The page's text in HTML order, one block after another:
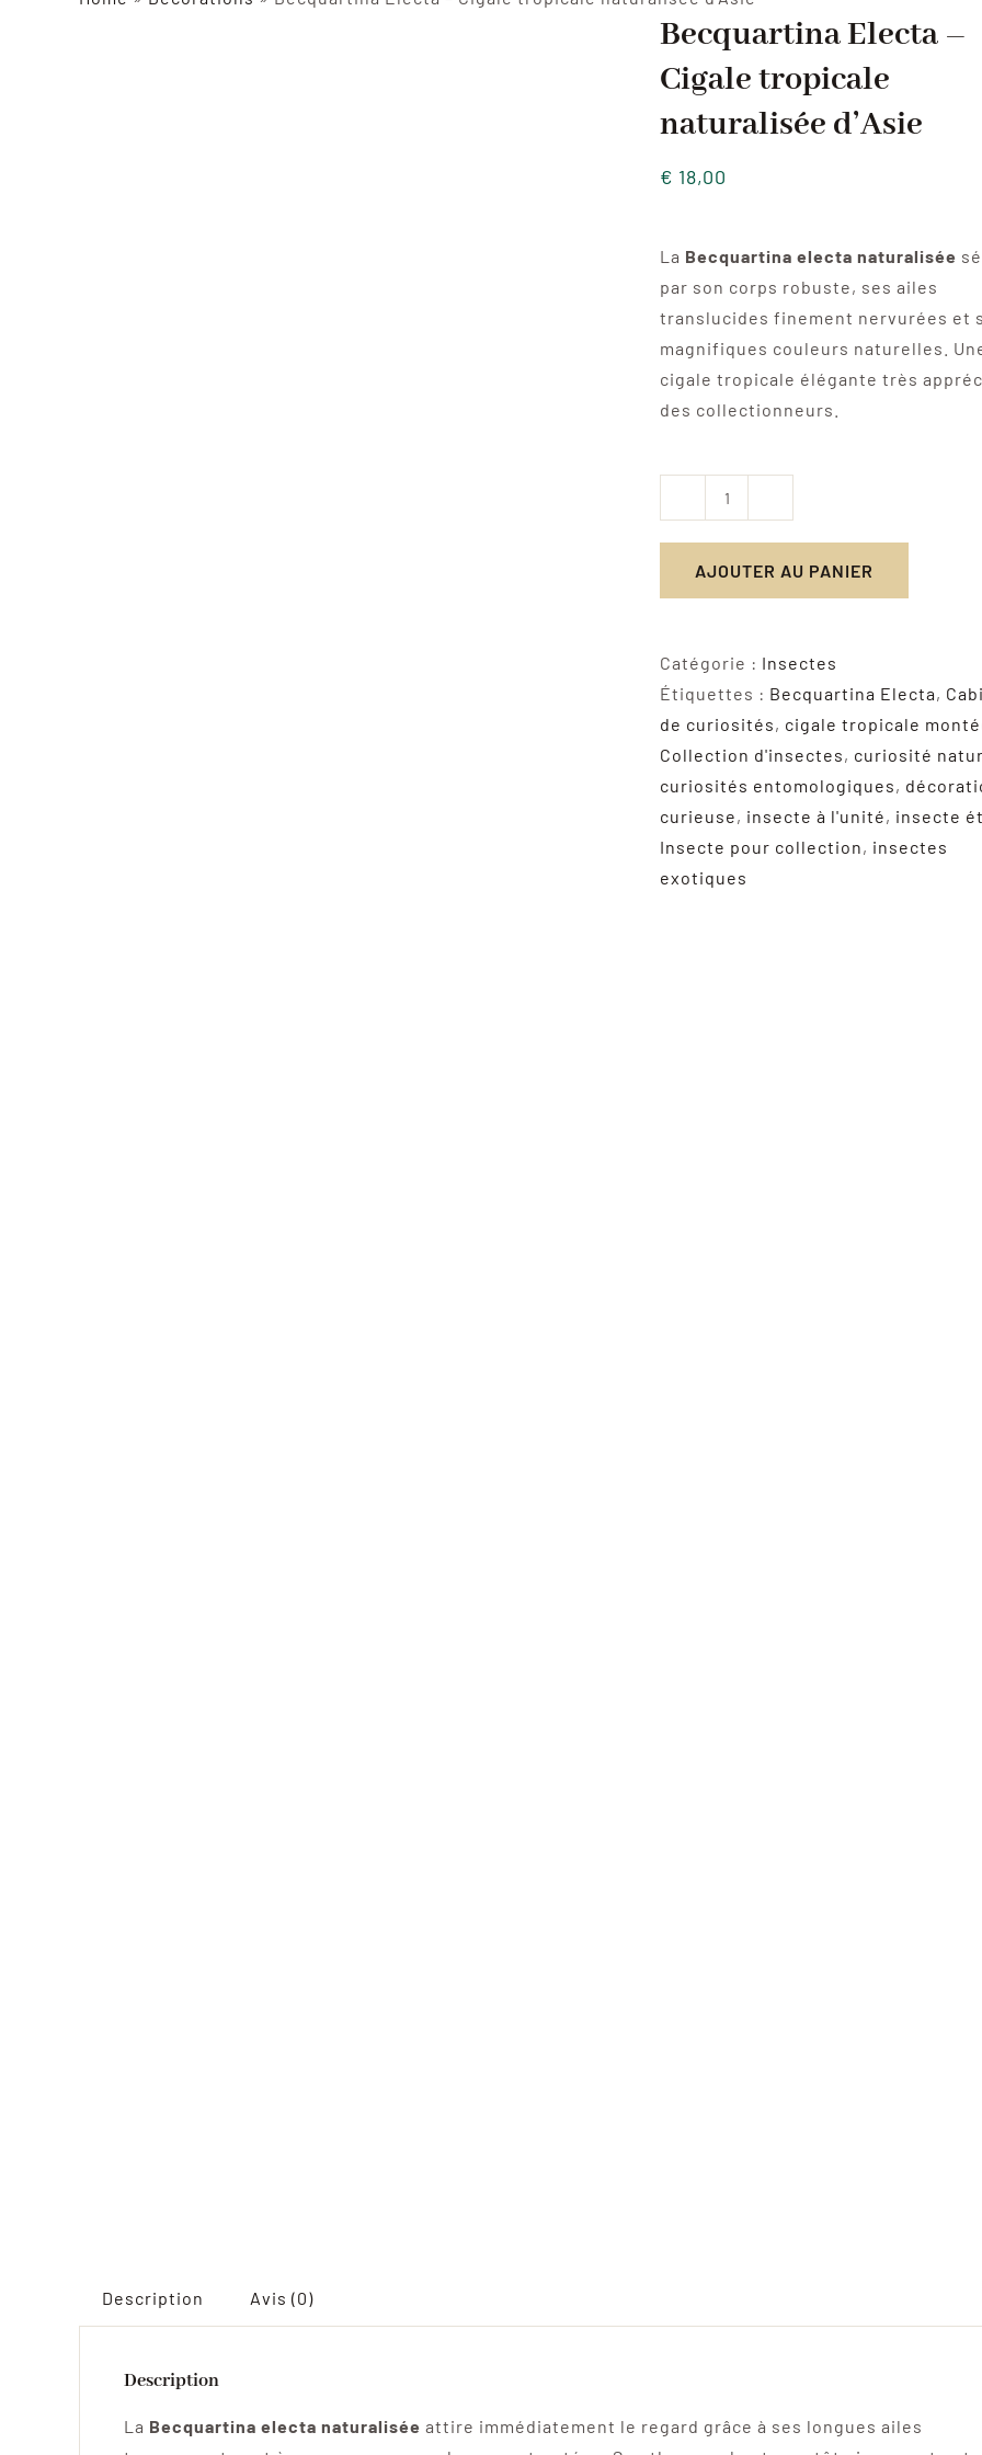
Becquartina Electa –
Cigale tropicale
naturalisée d’Asie
€ 18,00
La Becquartina electa naturalisée
par son corps robuste, ses ailes
translucides finement nervurées et
magnifiques couleurs naturelles.
cigale tropicale élégante très
des collectionneurs.
quantité
de
Becquartina
Electa
Cigale
tropicale
naturalisée
d'Asie
AJOUTER AU PANIER
Catégorie : Insectes
Étiquettes : Becquartina Electa,
de curiosités, cigale tropicale
Collection d'insectes, curiosité
curiosités entomologiques,
curieuse, insecte à l'unité, insecte
Insecte pour collection, insectes
exotiques
Description Avis (0)
Description
La Becquartina electa naturalisée attire immédiatement le regard grâce à ses longues ailes